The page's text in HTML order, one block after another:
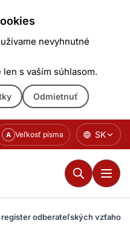
nevyhnutné
s vaším súhlasom.
Odmietnuť
A Veľkosť písma SK
odberateľských vzťahov